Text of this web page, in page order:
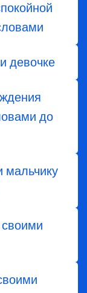
девочке
до
мальчику